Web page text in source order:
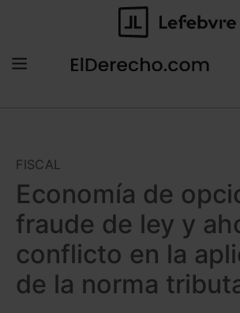
FISCAL
Economía de
fraude de ley y
conflicto en la
de la norma